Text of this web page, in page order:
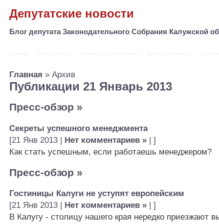
Депутатские новости
Блог депутата Законодательного Собрания Калужской
Главная » Архив
Публикации 21 Январь 2013
Пресс-обзор »
Секреты успешного менеджмента
[21 Янв 2013 | Нет комментариев » | ]
Как стать успешным, если работаешь менеджером?
Пресс-обзор »
Гостиницы Калуги не уступят европейским
[21 Янв 2013 | Нет комментариев » | ]
В Калугу - столицу нашего края нередко приезжают